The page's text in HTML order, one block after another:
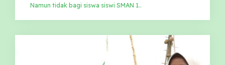
Namun tidak bagi siswa siswi SMAN 1..